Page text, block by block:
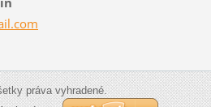
.com
práva vyhradené.